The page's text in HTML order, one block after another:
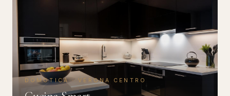
DOMOTICA · VERONA CENTRO